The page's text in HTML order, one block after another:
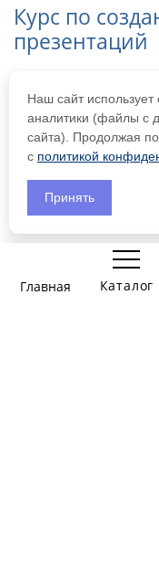
Главная Каталог
Курс по
презентаций
Logo
Самозанятая
ИНН 519055406091
Материалы
Все материалы
Презентации
Наш сайт
аналитики (файлы с
сайта). Продолжая
с политикой
Принять